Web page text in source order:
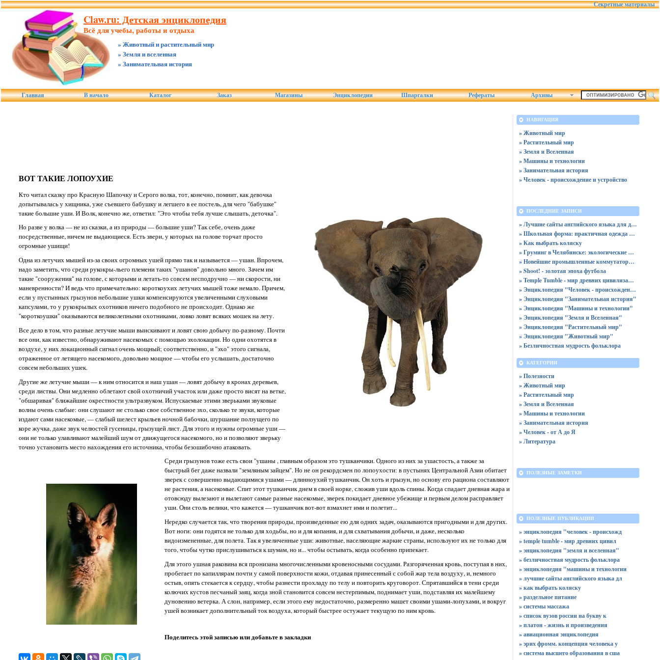
Секретные материалы
Claw.ru: Детская энциклопедия
Всё для учебы, работы и отдыха
» Животный и растительный мир
» Земля и вселенная
» Занимательная история
Главная В начало Каталог Заказ Магазины Энциклопедии Шпаргалки Рефераты Архивы
ВОТ ТАКИЕ ЛОПОУХИЕ
Кто читал сказку про Красную Шапочку и Серого волка, тот, конечно, помнит, как девочка
допытывалась у хищника, уже съевшего бабушку и легшего в ее постель, для чего "бабушке"
такие большие уши. И Волк, конечно же, ответил: "Это чтобы тебя лучше слышать, деточка".
Но разве у волка — не из сказки, а из природы — большие уши? Так себе, очень даже
посредственные, ничем не выдающиеся. Есть звери, у которых на голове торчат просто
огромные ушищи!
Одна из летучих мышей из-за своих огромных ушей прямо так и называется — ушан. Впрочем,
надо заметить, что среди рукокры-льего племени таких "ушанов" довольно много. Зачем им
такие "сооружения" на голове, с которыми и летать-то совсем несподручно — ни скорости, ни
маневренности? И ведь что примечательно: короткоухих летучих мышей тоже немало. Причем,
если у пустынных грызунов небольшие ушки компенсируются увеличенными слуховыми
капсулами, то у рукокрылых охотников ничего подобного не происходит. Однако же
"короткоушки" оказываются великолепными охотниками, ловко ловят всяких мошек на лету.
Все дело в том, что разные летучие мыши выискивают и ловят свою добычу по-разному. Почти
все они, как известно, обнаруживают насекомых с помощью эхолокации. Но одни охотятся в
воздухе, у них локационный сигнал очень мощный; соответственно, и "эхо" этого сигнала,
отраженное от летящего насекомого, довольно мощное — чтобы его услышать, достаточно
совсем небольших ушек.
Другие же летучие мыши — к ним относится и наш ушан — ловят добычу в кронах деревьев,
среди листвы. Они медленно облетают свой охотничий участок или даже просто висят на ветке,
"обшаривая" ближайшие окрестности ультразвуком. Испускаемые этими зверьками звуковые
волны очень слабые: они слушают не столько свое собственное эхо, сколько те звуки, которые
издают сами насекомые, — слабый шелест крыльев ночной бабочки, шуршание ползущего по
коре жучка, даже звук челюстей гусеницы, грызущей лист. Для этого и нужны огромные уши —
они не только улавливают малейший шум от движущегося насекомого, но и позволяют зверьку
точно установить место нахождения его источника, чтобы безошибочно атаковать.
Среди грызунов тоже есть свои "ушаны , главным образом это тушканчики. Одного из них за ушастость, а также за
быстрый бег даже назвали "земляным зайцем". Но не он рекордсмен по лопоухости: в пустынях Центральной Азии обитает
зверек с совершенно выдающимися ушами — длинноухий тушканчик. Он хоть и грызун, но основу его рациона составляют
не растения, а насекомые. Спит этот тушканчик днем в своей норке, сложив уши вдоль спины. Когда спадает дневная жара и
отовсюду вылезают и вылетают самые разные насекомые, зверек покидает дневное убежище и первым делом расправляет
уши. Они столь велики, что кажется — тушканчик вот-вот взмахнет ими и полетит...
Нередко случается так, что творения природы, произведенные ею для одних задач, оказываются пригодными и для других.
Вот ноги: они годятся не только для ходьбы, но и для копания, и для схватывания добычи, и даже, несколько
видоизмененные, для полета. Так я увеличенные уши: животные, населяющие жаркие страны, используют их не только для
того, чтобы чутко прислушиваться к шумам, но и... чтобы остывать, когда особенно припекает.
Для этого ушная раковина вся пронизана многочисленными кровеносными сосудами. Разгоряченная кровь, поступая в них,
пробегает по капиллярам почти у самой поверхности кожи, отдавая принесенный с собой жар тела воздуху, и, немного
остыв, опять стекается к сердцу, чтобы разнести прохладу по телу и повторить круговорот. Спрятавшийся в тени среди
колючих кустов песчаный заяц, когда зной становится совсем нестерпимым, поднимает уши, подставляя их малейшему
дуновению ветерка. А слон, например, если этого ему недостаточно, размеренно машет своими ушами-лопухами, и вокруг
ушей возникает дополнительный ток воздуха, который быстрее остужает текущую по ним кровь.
Поделитесь этой записью или добавьте в закладки
НАВИГАЦИЯ
» Животный мир
» Растительный мир
» Земля и Вселенная
» Машины и технологии
» Занимательная история
» Человек - происхождение и устройство
ПОСЛЕДНИЕ ЗАПИСИ
» Лучшие сайты английского языка для детей
» Школьная форма: практичная одежда для девочек и мальчиков на любой возраст и размер
» Как выбрать коляску
» Груминг в Челябинске: экологические шрамы и неожиданные вызовы
» Новейшие промышленные коммутаторы Eltex
» Shoot! - золотая эпоха футбола
» Temple Tumble - мир древних цивилизаций
» Энциклопедия "Человек - происхождение и устройство"
» Энциклопедия "Занимательная история"
» Энциклопедия "Машины и технологии"
» Энциклопедия "Земля и Вселенная"
» Энциклопедия "Растительный мир"
» Энциклопедия "Животный мир"
» Безличностная мудрость фольклора
КАТЕГОРИИ
» Полезности
» Животный мир
» Растительный мир
» Земля и Вселенная
» Машины и технологии
» Занимательная история
» Человек - от А до Я
» Литература
ПОЛЕЗНЫЕ ЗАМЕТКИ
ПОЛЕЗНЫЕ ПУБЛИКАЦИИ
» энциклопедия "человек - происхожд
» temple tumble - мир древних цивил
» энциклопедия "земля и вселенная"
» безличностная мудрость фольклора
» энциклопедия "машины и технологии
» лучшие сайты английского языка дл
» как выбрать коляску
» раздельное питание
» системы массажа
» список вузов россии на букву к
» платон - жизнь и произведения
» авиационная энциклопедия
» эрих фромм. концепция человека у
» система высшего образования в сша